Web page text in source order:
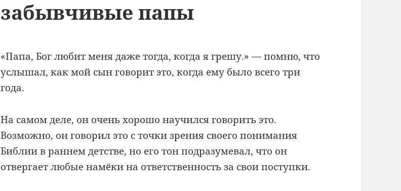
забывчивые папы
«Папа, Бог любит меня даже тогда, когда я грешу.» — помню, что
услышал, как мой сын говорит это, когда ему было всего три
года.
На самом деле, он очень хорошо научился говорить это.
Возможно, он говорил это с точки зрения своего понимания
Библии в раннем детстве, но его тон подразумевал, что он
отвергает любые намёки на ответственность за свои поступки.